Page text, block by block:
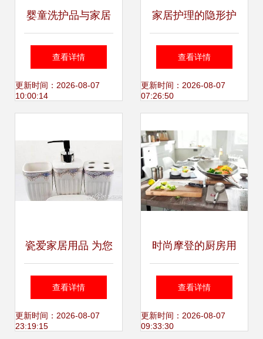
婴童洗护品与家居
护理用品OEM代工
厂全攻略 选择、合
查看详情
更新时间：2026-08-07
10:00:14
家居护理的隐形护
盾 面料衣刷与静电
刷的日常奇用
查看详情
更新时间：2026-08-07
07:26:50
瓷爱家居用品 为您
的家，带去一份深
情关爱
查看详情
更新时间：2026-08-07
23:19:15
时尚摩登的厨房用
具，就在佛罗伦萨
小镇 点亮家居护理
查看详情
更新时间：2026-08-07
09:33:30